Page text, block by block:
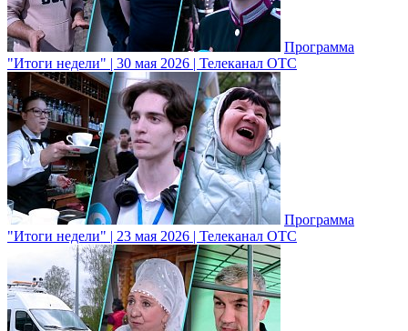
Программа
"Итоги недели" | 30 мая 2026 | Телеканал ОТС
Программа
"Итоги недели" | 23 мая 2026 | Телеканал ОТС